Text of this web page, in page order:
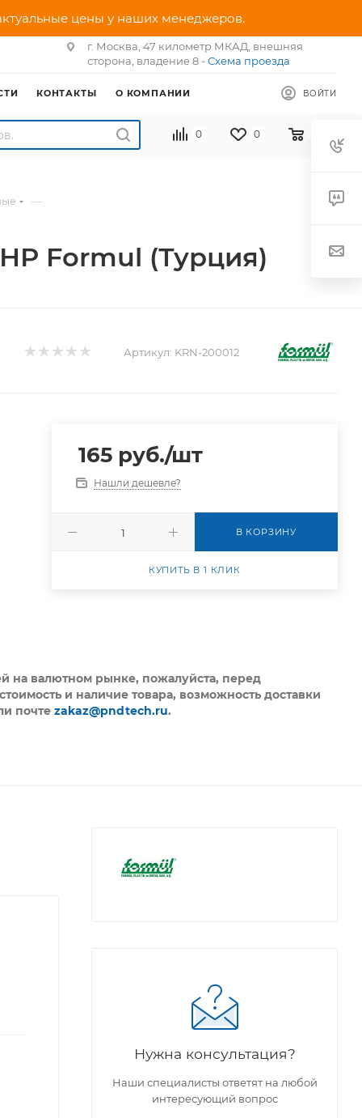
цены у наших менеджеров.
г. Москва, 47 километр МКАД, внешняя
сторона, владение 8 - Схема проезда
ВОЙТИ
КОНТАКТЫ О КОМПАНИИ
0 0
—
Formul (Турция)
Артикул: KRN-200012
165руб./шт
Нашли дешевле?
В КОРЗИНУ
КУПИТЬ В 1 КЛИК
на валютном рынке, пожалуйста, перед
и наличие товара, возможность доставки
почтеzakaz@pndtech.ru.
Нужна консультация?
Наши специалисты ответят на любой
интересующий вопрос